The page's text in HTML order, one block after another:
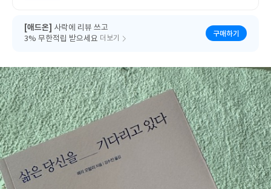
[애드온] 사락에 리뷰 쓰고
3% 무한적립 받으세요 더보기
구매하기